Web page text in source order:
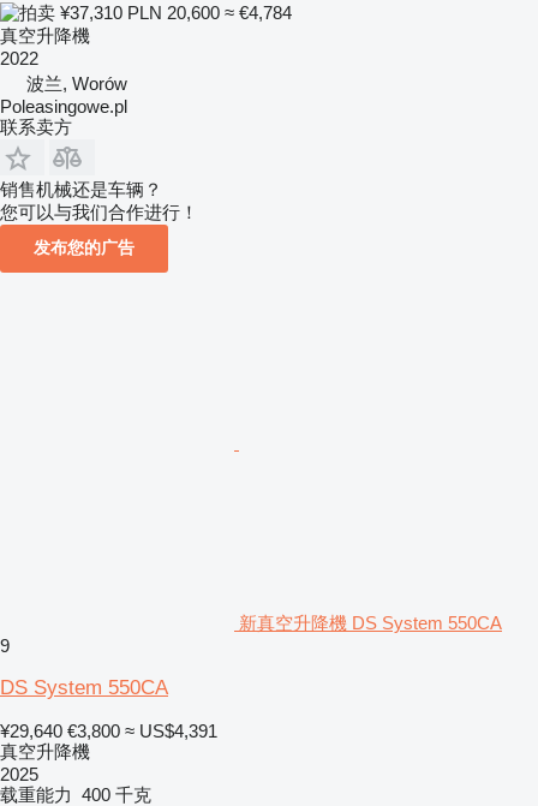
¥37,310 PLN 20,600 ≈ €4,784
真空升降機
2022
波兰, Worów
Poleasingowe.pl
联系卖方
销售机械还是车辆？
您可以与我们合作进行！
发布您的广告
新真空升降機 DS System 550CA
9
DS System 550CA
¥29,640 €3,800 ≈ US$4,391
真空升降機
2025
载重能力 400 千克